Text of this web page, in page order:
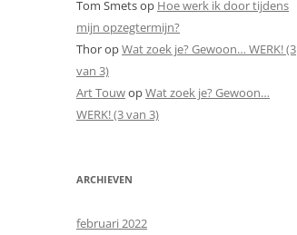
Tom Smetsop Hoe werk ik door tijdens
mijn opzegtermijn?
ThoropWat zoek je? Gewoon… WERK! (3
van 3)
Art TouwopWat zoek je? Gewoon…
WERK! (3 van 3)
ARCHIEVEN
februari 2022